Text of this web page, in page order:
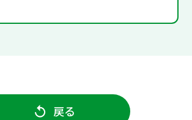
戻る